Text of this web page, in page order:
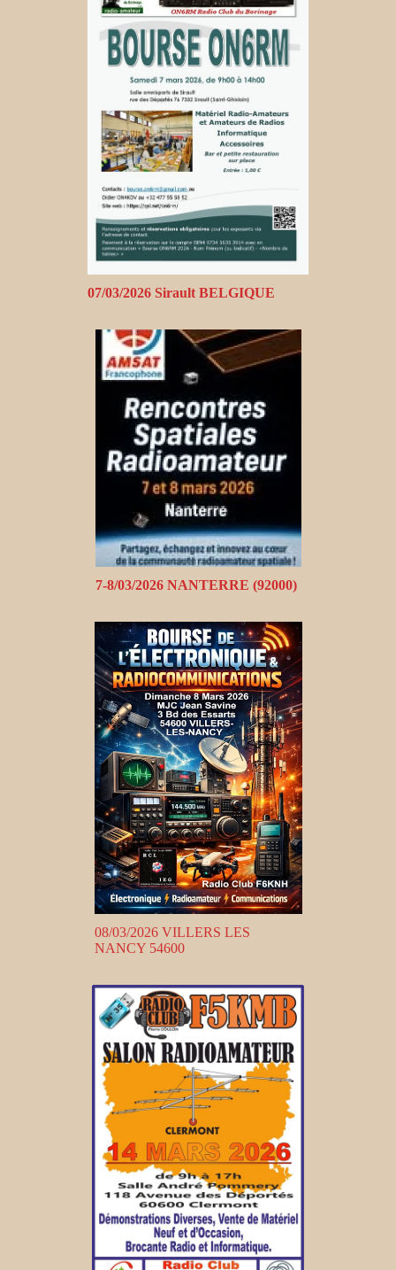
07/03/2026 Sirault BELGIQUE
7-8/03/2026 NANTERRE (92000)
08/03/2026 VILLERS LES
NANCY 54600